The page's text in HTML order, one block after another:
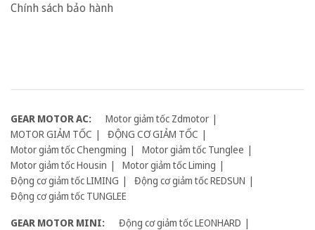
Chính sách bảo hành
GEAR MOTOR AC:
Motor giảm tốc Zdmotor
MOTOR GIẢM TỐC
ĐỘNG CƠ GIẢM TỐC
Motor giảm tốc Chengming
Motor giảm tốc Tunglee
Motor giảm tốc Housin
Motor giảm tốc Liming
Động cơ giảm tốc LIMING
Động cơ giảm tốc REDSUN
Động cơ giảm tốc TUNGLEE
GEAR MOTOR MINI:
Động cơ giảm tốc LEONHARD